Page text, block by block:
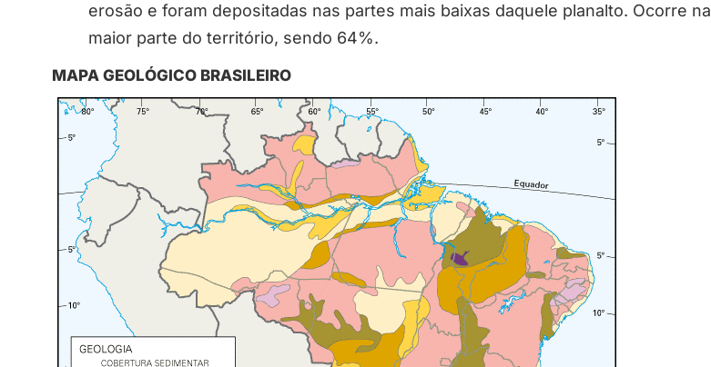
erosão e foram depositadas nas partes mais baixas daquele planalto. Ocorre na
maior parte do território, sendo 64%.
MAPA GEOLÓGICO BRASILEIRO